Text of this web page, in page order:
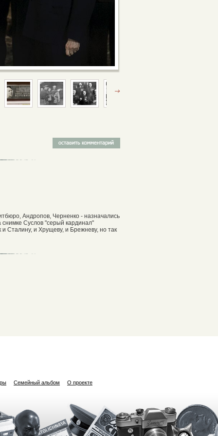
Андропов, Черненко - назначались
снимке Суслов "серый кардинал"
Сталину, и Хрущеву, и Брежневу, но так
Семейный альбом О проекте